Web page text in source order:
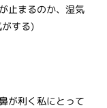
止まるのか、湿気
する)
が利く私にとって